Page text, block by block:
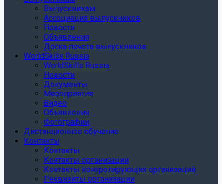
Выпускникам
Ассоциация выпускников
Новости
Объявления
Доска почета выпускников
WorldSkills Russia
WorldSkills Russia
Новости
Документы
Мероприятия
Видео
Объявления
Фотографии
Дистанционное обучение
Контакты
Контакты
Контакты организации
Контакты контролирующих организаций
Реквизиты организации